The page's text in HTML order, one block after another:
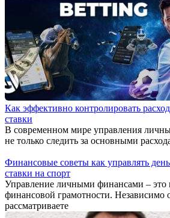
Как эффективно контролировать
ставки
В современном мире управления
не только следить за основными
Финансовые советы как управлять
ставки на спорт
Управление личными финансами – это
финансовой грамотности. Независимо
рассматриваете